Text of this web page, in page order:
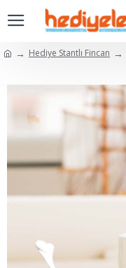
Hediye Stantlı Fincan